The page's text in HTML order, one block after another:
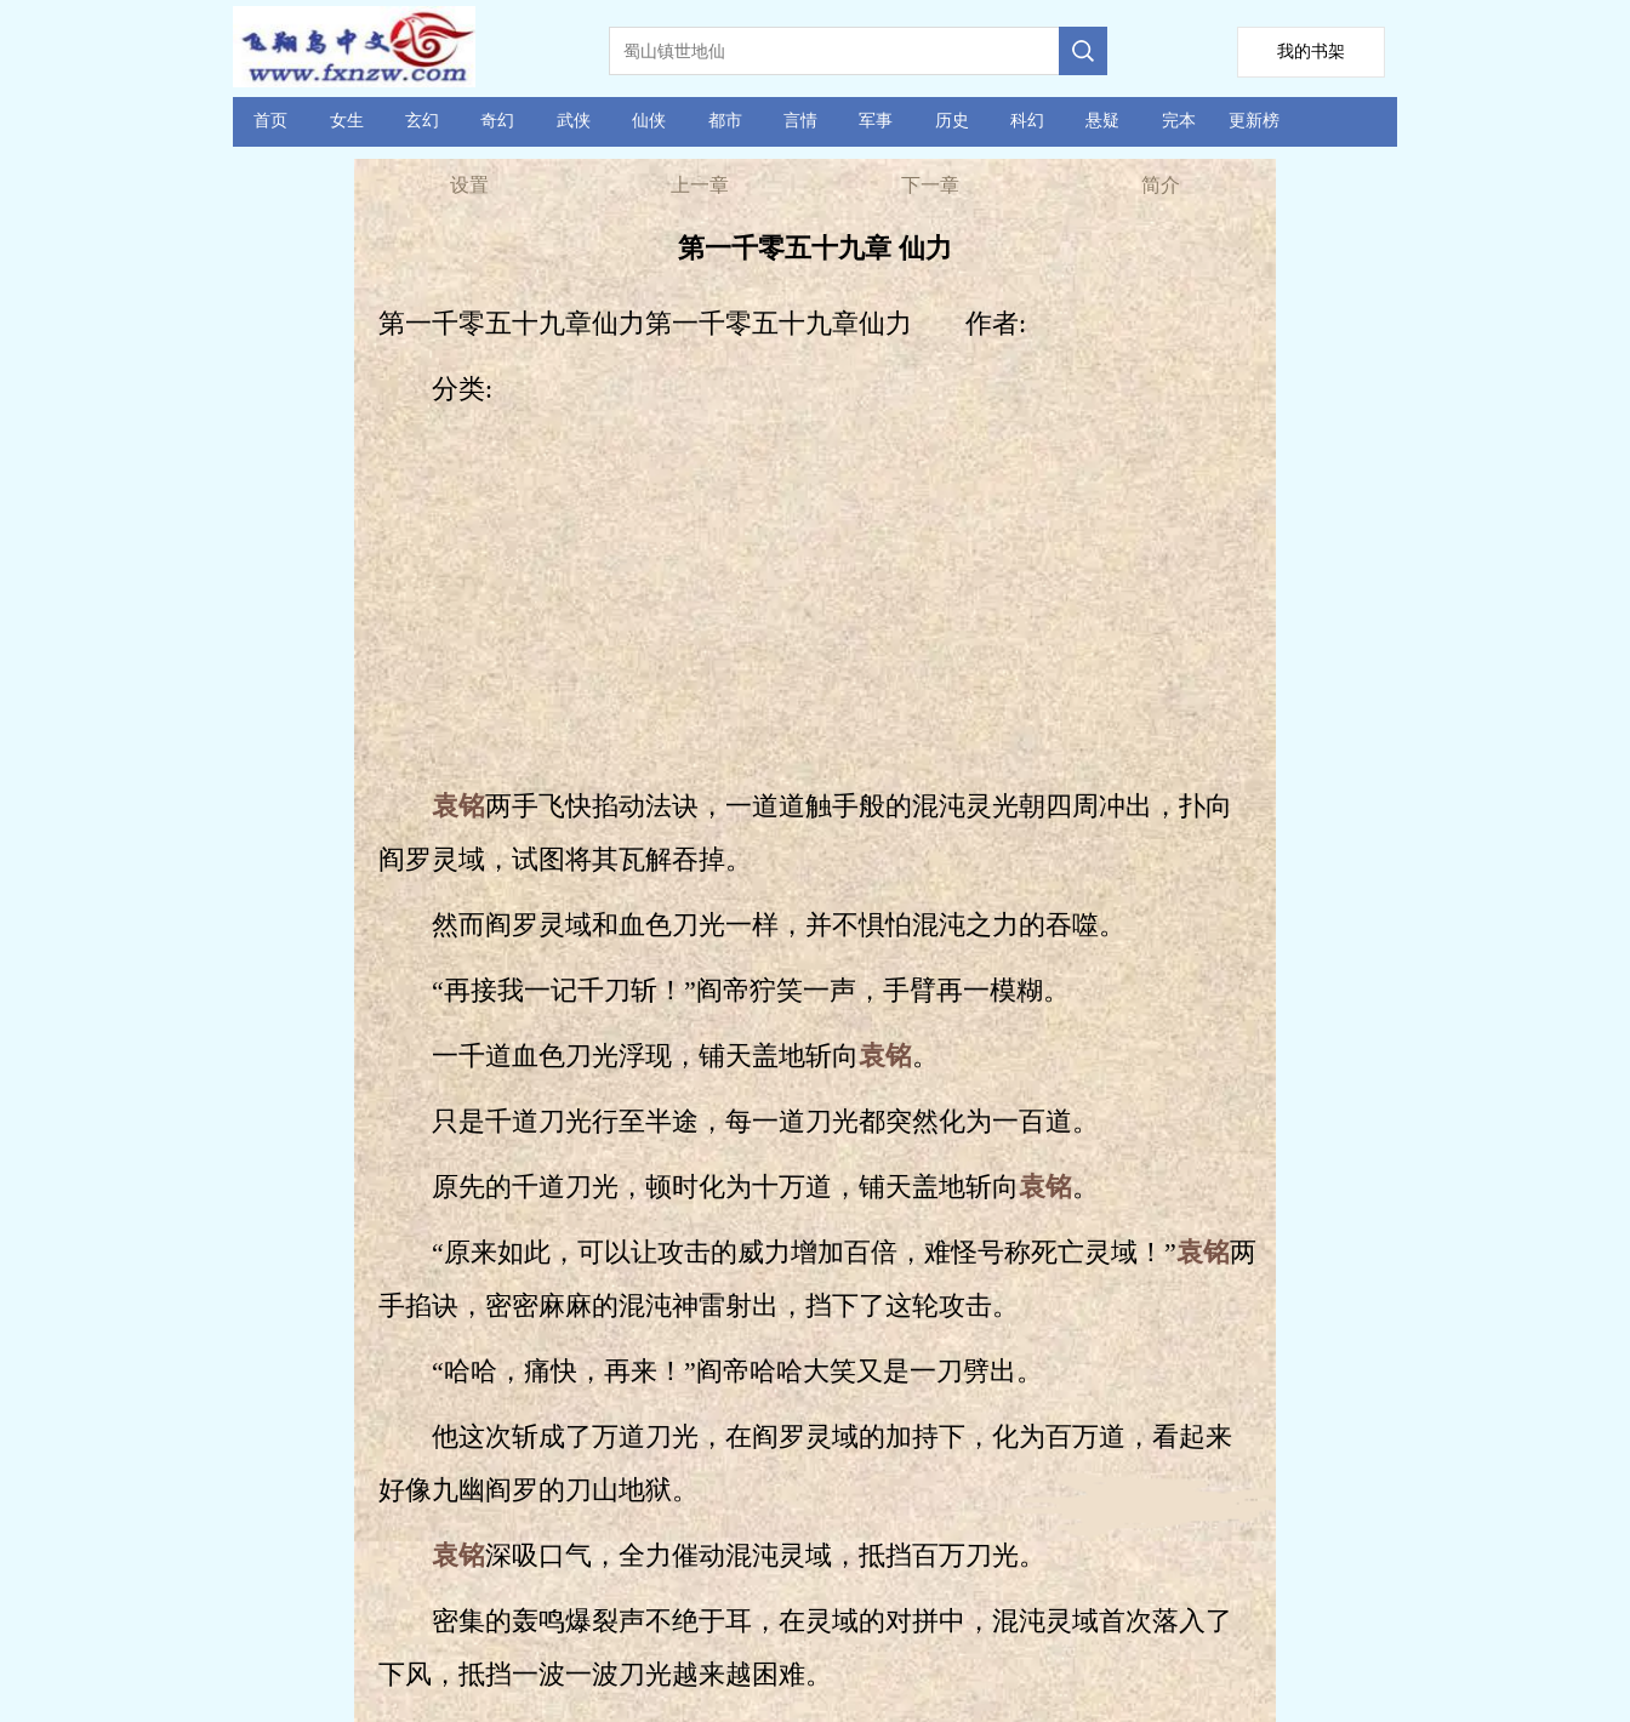
我的书架
首页 女生 玄幻 奇幻 武侠 仙侠 都市 言情 军事 历史 科幻 悬疑 完本 更新榜
设置 上一章 下一章 简介
第一千零五十九章 仙力
第一千零五十九章仙力第一千零五十九章仙力 作者:
分类:
袁铭两手飞快掐动法诀，一道道触手般的混沌灵光朝四周冲出，扑向
阎罗灵域，试图将其瓦解吞掉。
然而阎罗灵域和血色刀光一样，并不惧怕混沌之力的吞噬。
“再接我一记千刀斩！”阎帝狞笑一声，手臂再一模糊。
一千道血色刀光浮现，铺天盖地斩向袁铭。
只是千道刀光行至半途，每一道刀光都突然化为一百道。
原先的千道刀光，顿时化为十万道，铺天盖地斩向袁铭。
“原来如此，可以让攻击的威力增加百倍，难怪号称死亡灵域！”袁铭两
手掐诀，密密麻麻的混沌神雷射出，挡下了这轮攻击。
“哈哈，痛快，再来！”阎帝哈哈大笑又是一刀劈出。
他这次斩成了万道刀光，在阎罗灵域的加持下，化为百万道，看起来
好像九幽阎罗的刀山地狱。
袁铭深吸口气，全力催动混沌灵域，抵挡百万刀光。
密集的轰鸣爆裂声不绝于耳，在灵域的对拼中，混沌灵域首次落入了
下风，抵挡一波一波刀光越来越困难。